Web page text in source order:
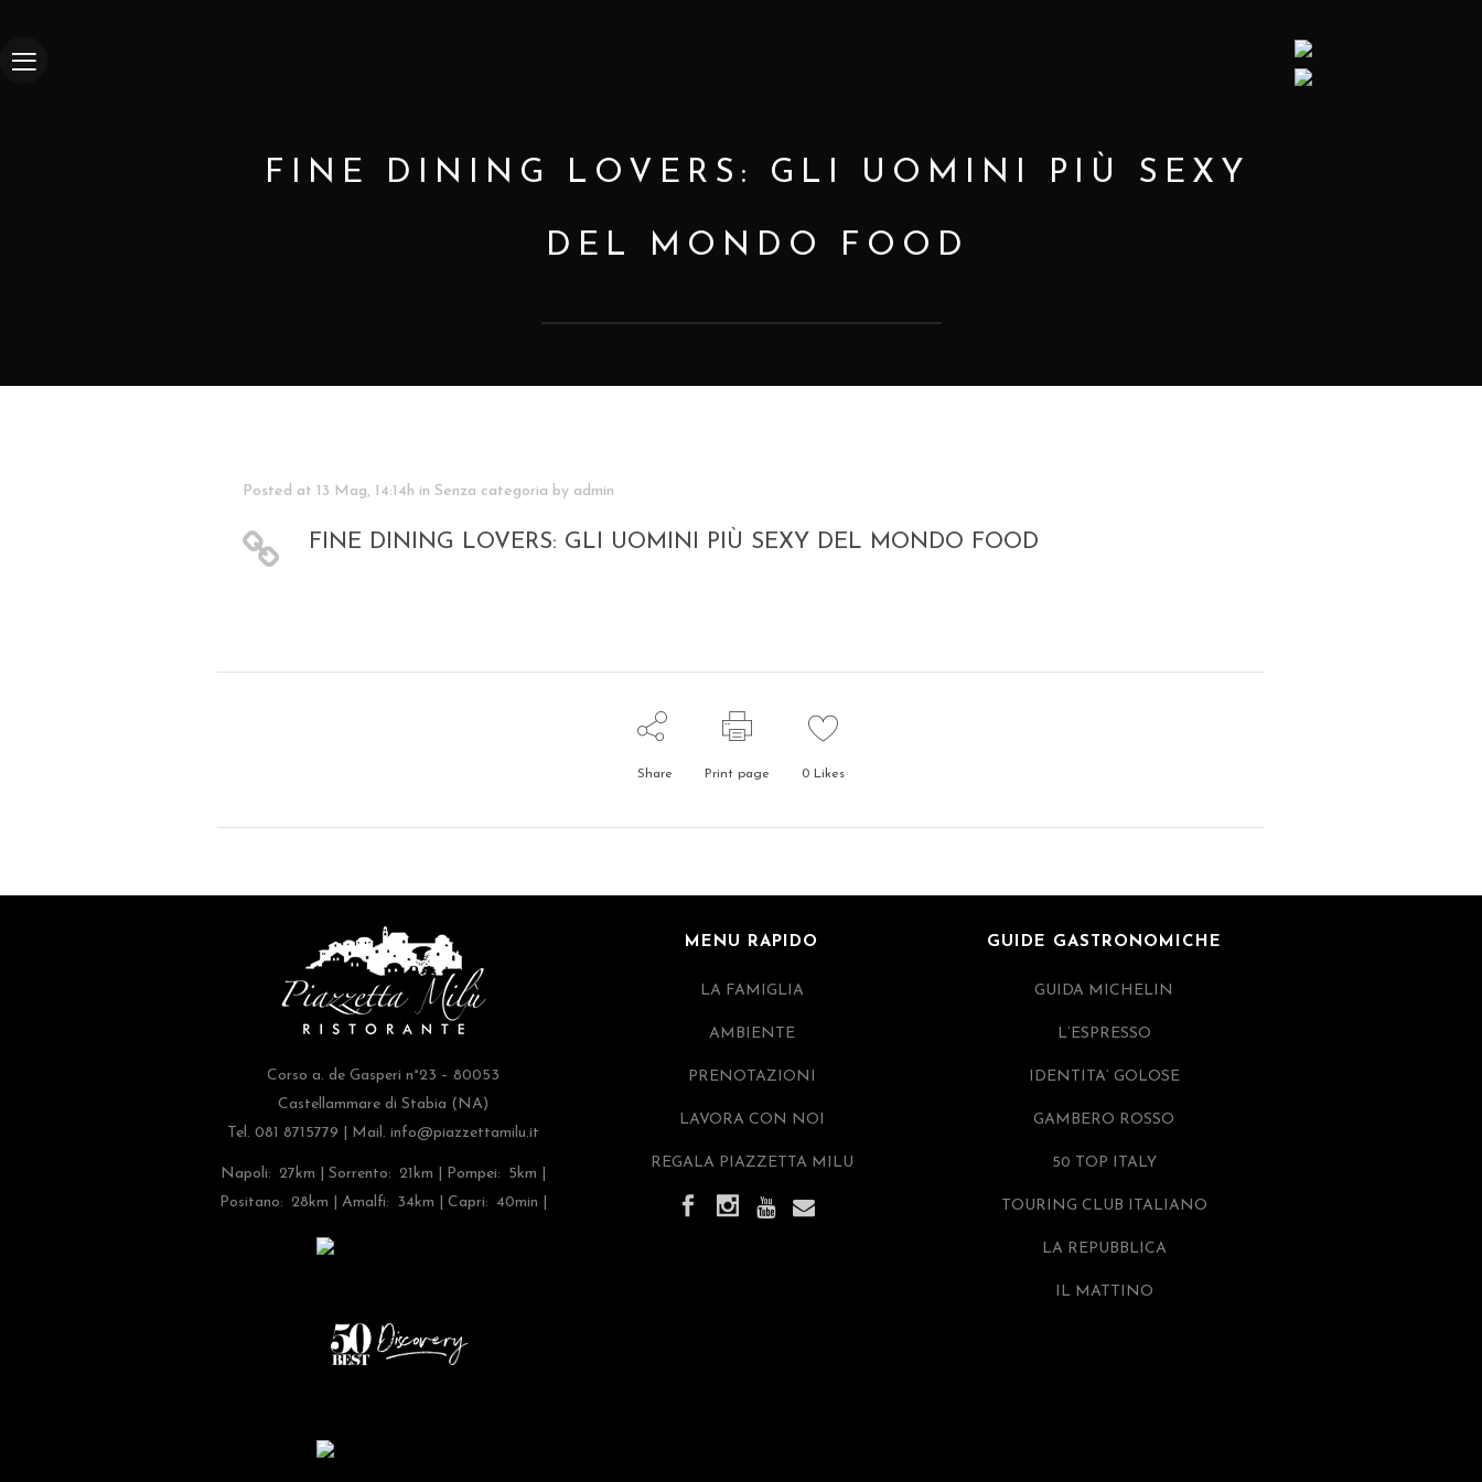
FINE DINING LOVERS: GLI UOMINI PIÙ SEXY
DEL MONDO FOOD
Posted at 13 Mag, 14:14h in Senza categoria by admin
FINE DINING LOVERS: GLI UOMINI PIÙ SEXY DEL MONDO FOOD
Share Print page 0 Likes
Corso a. de Gasperi n°23 – 80053
Castellammare di Stabia (NA)
Tel. 081 8715779 | Mail.info@piazzettamilu.it
Napoli: 27km | Sorrento: 21km | Pompei: 5km |
Positano: 28km | Amalfi: 34km | Capri: 40min |
MENU RAPIDO
LA FAMIGLIA
AMBIENTE
PRENOTAZIONI
LAVORA CON NOI
REGALA PIAZZETTA MILU
GUIDE GASTRONOMICHE
GUIDA MICHELIN
L’ESPRESSO
IDENTITA’ GOLOSE
GAMBERO ROSSO
50 TOP ITALY
TOURING CLUB ITALIANO
LA REPUBBLICA
IL MATTINO